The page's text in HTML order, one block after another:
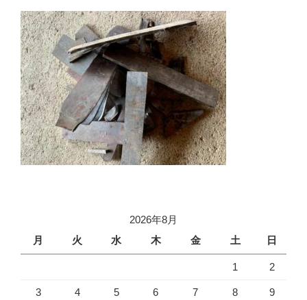
2026年8月
月
火 水 木 金 土 日
1 2
3 4 5 6 7 8 9